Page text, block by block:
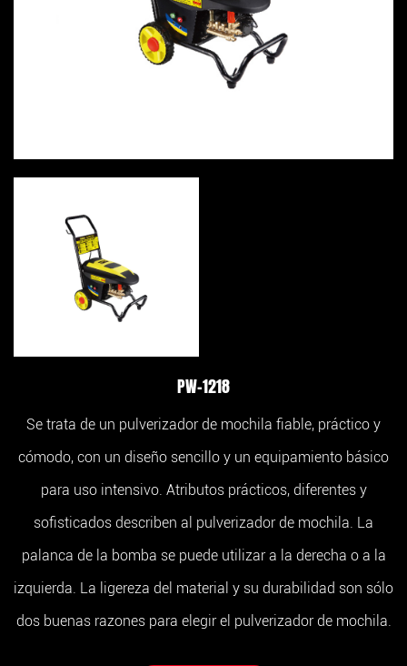
PW-1218
Se trata de un pulverizador de mochila fiable, práctico y
cómodo, con un diseño sencillo y un equipamiento básico
para uso intensivo. Atributos prácticos, diferentes y
sofisticados describen al pulverizador de mochila. La
palanca de la bomba se puede utilizar a la derecha o a la
izquierda. La ligereza del material y su durabilidad son sólo
dos buenas razones para elegir el pulverizador de mochila.